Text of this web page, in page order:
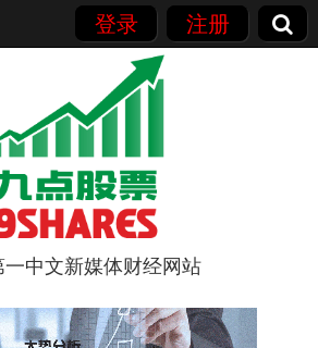
登录 注册
一中文新媒体财经网站